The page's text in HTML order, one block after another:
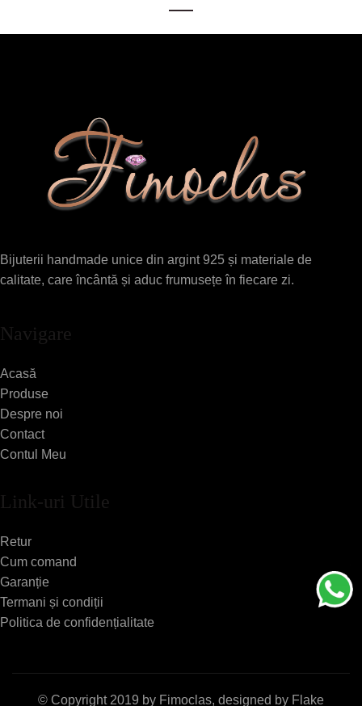
Bijuterii handmade unice din argint 925 și materiale de
calitate, care încântă și aduc frumusețe în fiecare zi.
Navigare
Acasă
Produse
Despre noi
Contact
Contul Meu
Link-uri Utile
Retur
Cum comand
Garanție
Termani și condiții
Politica de confidențialitate
© Copyright 2019 by Fimoclas, designed by Flake